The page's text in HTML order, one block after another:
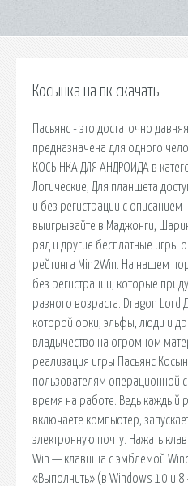
Косынка на пк скачать
Пасьянс - это достаточно
предназначена для одного
КОСЫНКА ДЛЯ АНДРОИДА в
Логические, Для планшета
и без регистрации с описанием
выигрывайте в Маджонги,
ряд и другие бесплатные игры
рейтинга Min2Win. На нашем
без регистрации, которые
разного возраста. Dragon Lord
которой орки, эльфы, люди и
владычество на огромном
реализация игры Пасьянс
пользователям операционной
время на работе. Ведь каждый
включаете компьютер,
электронную почту. Нажать
Win — клавиша с эмблемой
«Выполнить» (в Windows 10 и